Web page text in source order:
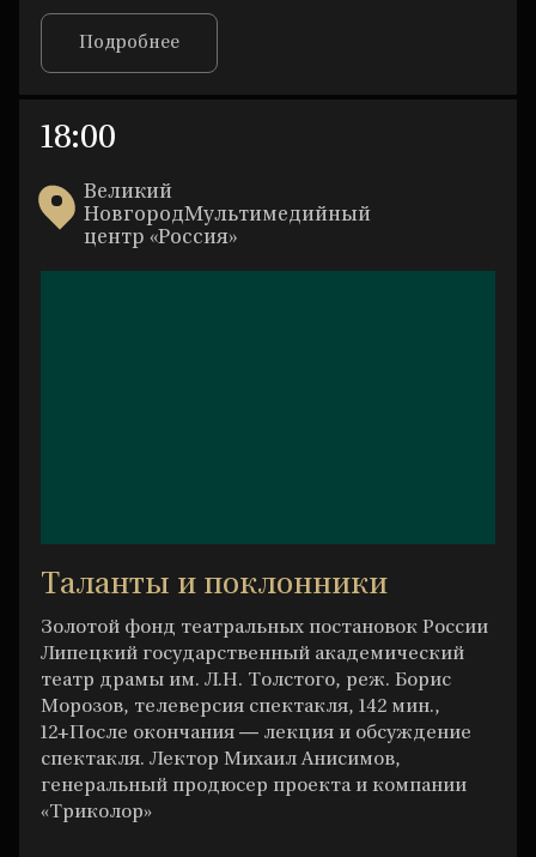
Подробнее
18:00
Великий
НовгородМультимедийный
центр «Россия»
Таланты и поклонники
Золотой фонд театральных постановок России
Липецкий государственный академический
театр драмы им. Л.Н. Толстого, реж. Борис
Морозов, телеверсия спектакля, 142 мин.,
12+После окончания — лекция и обсуждение
спектакля. Лектор Михаил Анисимов,
генеральный продюсер проекта и компании
«Триколор»